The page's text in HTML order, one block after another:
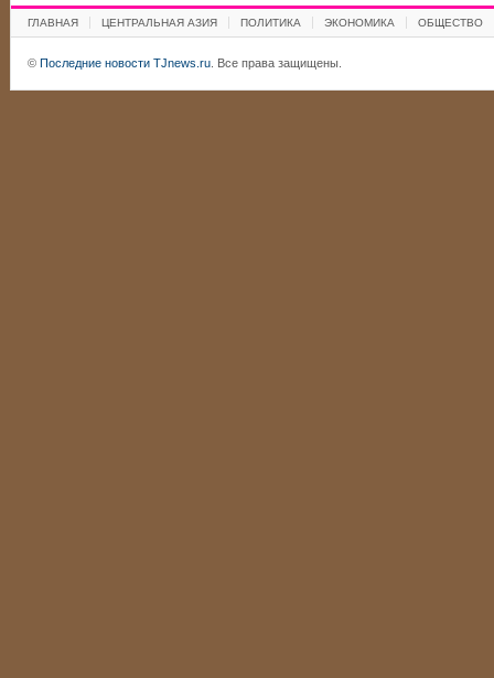
ГЛАВНАЯ ЦЕНТРАЛЬНАЯ АЗИЯ ПОЛИТИКА ЭКОНОМИКА ОБЩЕСТВО
© Последние новости TJnews.ru. Все права защищены.